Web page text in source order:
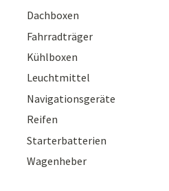
Dachboxen
Fahrradträger
Kühlboxen
Leuchtmittel
Navigationsgeräte
Reifen
Starterbatterien
Wagenheber